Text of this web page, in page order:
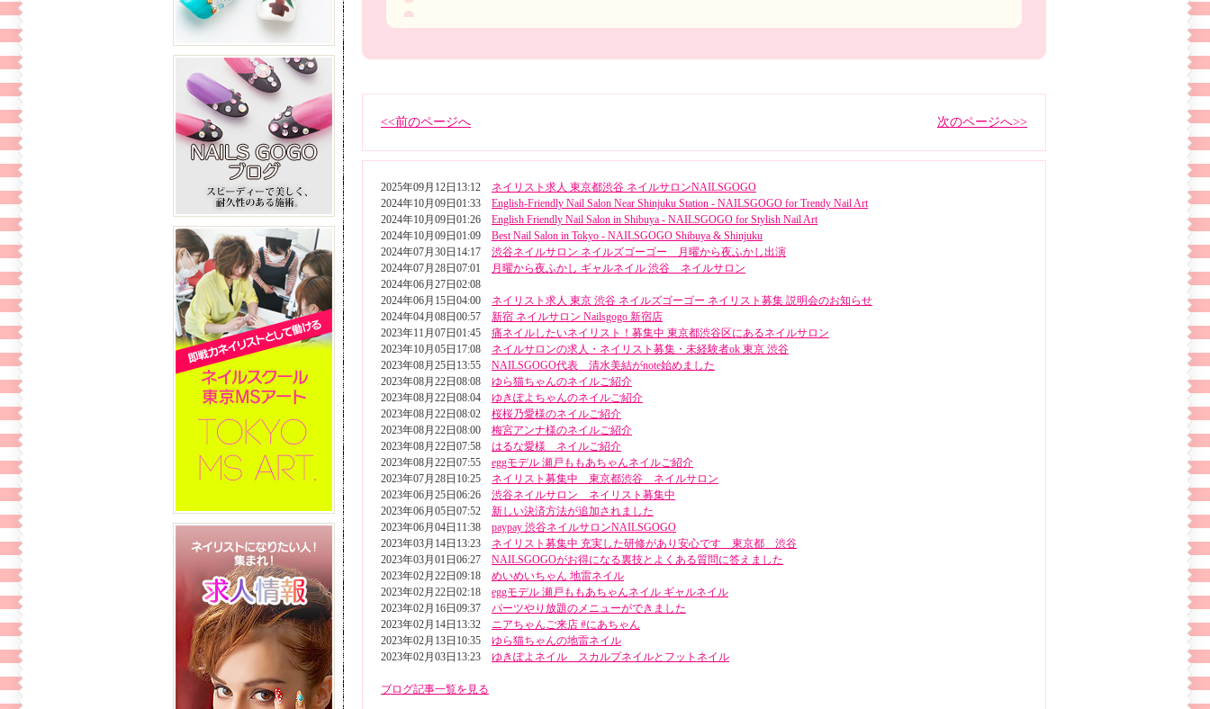
<<前のページへ 次のページへ>>
2025年09月12日13:12 ネイリスト求人 東京都渋谷 ネイルサロンNAILSGOGO
2024年10月09日01:33 English-Friendly Nail Salon Near Shinjuku Station - NAILSGOGO for Trendy Nail Art
2024年10月09日01:26 English Friendly Nail Salon in Shibuya - NAILSGOGO for Stylish Nail Art
2024年10月09日01:09 Best Nail Salon in Tokyo - NAILSGOGO Shibuya & Shinjuku
2024年07月30日14:17 渋谷ネイルサロン ネイルズゴーゴー 月曜から夜ふかし出演
2024年07月28日07:01
月曜から夜ふかし ギャルネイル 渋谷 ネイルサロン
2024年06月27日02:08
2024年06月15日04:00 ネイリスト求人 東京 渋谷 ネイルズゴーゴー ネイリスト募集 説明会のお知らせ
2024年04月08日00:57 新宿 ネイルサロン Nailsgogo 新宿店
2023年11月07日01:45 痛ネイルしたいネイリスト！募集中 東京都渋谷区にあるネイルサロン
2023年10月05日17:08 ネイルサロンの求人・ネイリスト募集・未経験者ok 東京 渋谷
2023年08月25日13:55 NAILSGOGO代表 清水美結がnote始めました
2023年08月22日08:08 ゆら猫ちゃんのネイルご紹介
2023年08月22日08:04 ゆきぽよちゃんのネイルご紹介
2023年08月22日08:02 桜桜乃愛様のネイルご紹介
2023年08月22日08:00 梅宮アンナ様のネイルご紹介
2023年08月22日07:58 はるな愛様 ネイルご紹介
2023年08月22日07:55 eggモデル 瀬戸ももあちゃんネイルご紹介
2023年07月28日10:25 ネイリスト募集中 東京都渋谷 ネイルサロン
2023年06月25日06:26 渋谷ネイルサロン ネイリスト募集中
2023年06月05日07:52 新しい決済方法が追加されました
2023年06月04日11:38 paypay 渋谷ネイルサロンNAILSGOGO
2023年03月14日13:23 ネイリスト募集中 充実した研修があり安心です 東京都 渋谷
2023年03月01日06:27 NAILSGOGOがお得になる裏技とよくある質問に答えました
2023年02月22日09:18 めいめいちゃん 地雷ネイル
2023年02月22日02:18 eggモデル 瀬戸ももあちゃんネイル ギャルネイル
2023年02月16日09:37 パーツやり放題のメニューができました
2023年02月14日13:32 ニアちゃんご来店 #にあちゃん
2023年02月13日10:35 ゆら猫ちゃんの地雷ネイル
2023年02月03日13:23 ゆきぽよネイル スカルプネイルとフットネイル
ブログ記事一覧を見る